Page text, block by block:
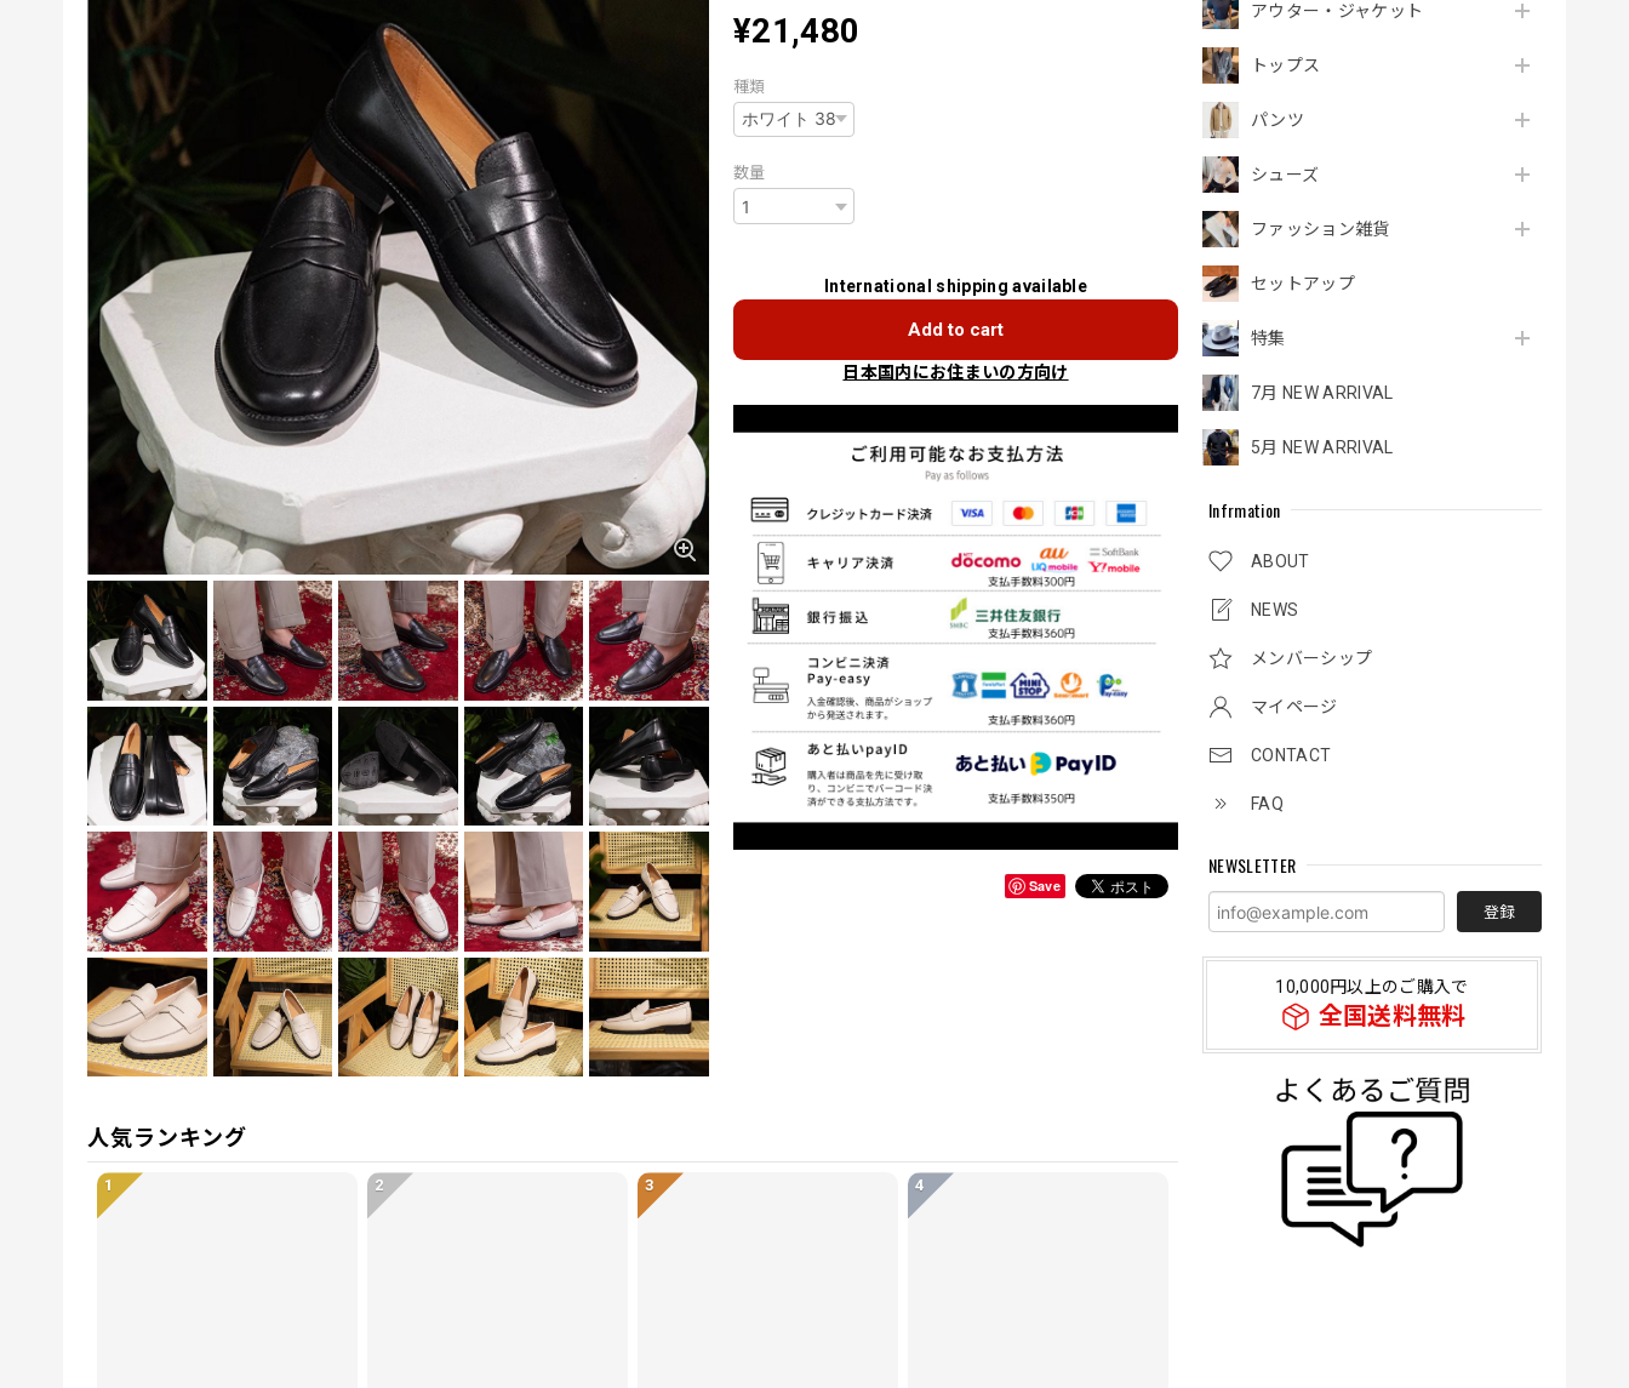
アウター・ジャケット
トップス
パンツ
シューズ
ファッション雑貨
セットアップ
特集
7月 NEW ARRIVAL
5月 NEW ARRIVAL
Infrmation
ABOUT
NEWS
メンバーシップ
マイページ
CONTACT
FAQ
NEWSLETTER
登録
10,000円以上のご購入で
全国送料無料
¥21,480
種類
数量
International shipping available
Add to cart
日本国内にお住まいの方向け
Save
人気ランキング
1 2 3 4